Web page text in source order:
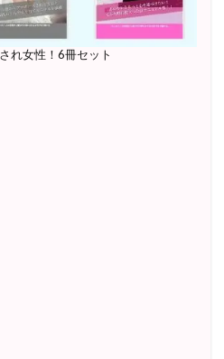
れ女性！6冊セット